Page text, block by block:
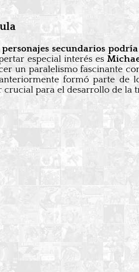
secundarios
especial interés es
un paralelismo fascinante
formó parte de
para el desarrollo de la